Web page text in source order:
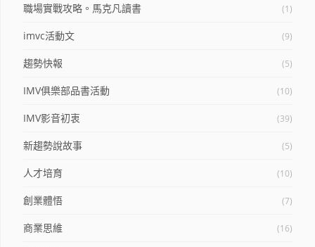
職場實戰攻略。馬克凡讀書 (1)
imvc活動文 (9)
趨勢快報 (5)
IMV俱樂部品書活動 (10)
IMV影音初衷 (39)
新趨勢說故事 (5)
人才培育 (10)
創業體悟 (7)
商業思維 (16)